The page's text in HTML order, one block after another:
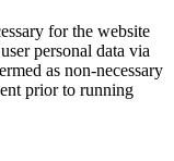
for the website
personal data via
as non-necessary
prior to running